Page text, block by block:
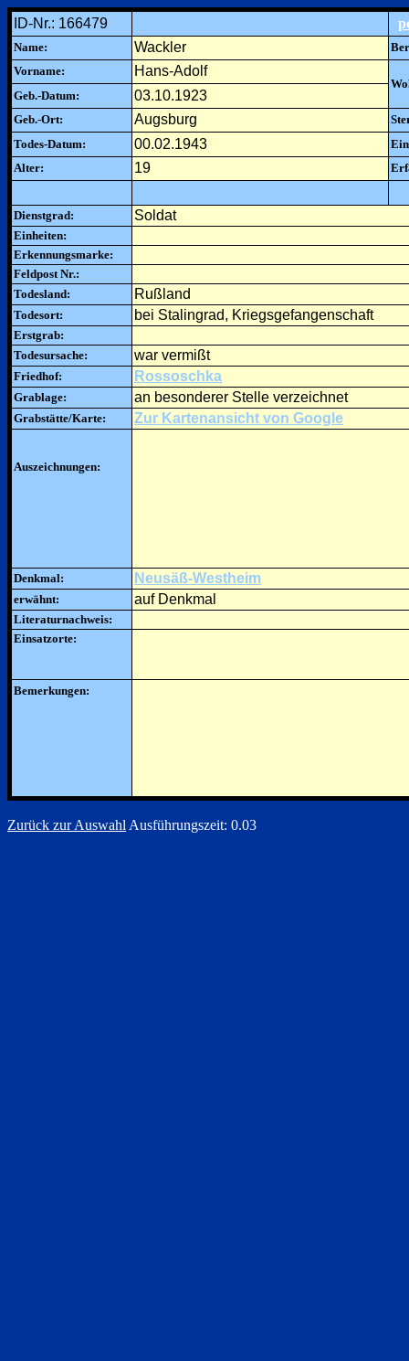
ID-Nr.: 166479
Name: Wackler
Vorname:
Hans-Adolf
Geb.-Datum:
03.10.1923
Geb.-Ort: Augsburg
Todes-Datum:
00.02.1943
Alter:
19
Dienstgrad: Soldat
Einheiten:
Erkennungsmarke:
Feldpost Nr.:
Todesland:
Rußland
Todesort: bei Stalingrad, Kriegsgefangenschaft
Erstgrab:
Todesursache:
war vermißt
Friedhof: Rossoschka
Grablage: an besonderer Stelle verzeichnet
Grabstätte/Karte: Zur Kartenansicht von Google
Auszeichnungen:
Denkmal: Neusäß-Westheim
erwähnt: auf Denkmal
Literaturnachweis:
Einsatzorte:
Bemerkungen:
Zurück zur Auswahl Ausführungszeit: 0.03